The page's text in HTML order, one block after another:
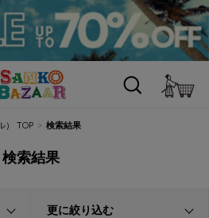
） TOP 検索結果
検索結果
更に絞り込む